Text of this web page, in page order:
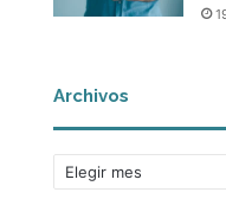
Archivos
Archivos